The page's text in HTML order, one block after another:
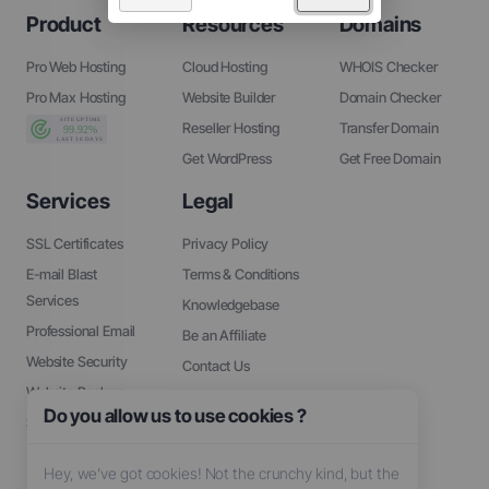
Product
Pro Web Hosting
Pro Max Hosting
Resources
Cloud Hosting
Website Builder
Reseller Hosting
Get WordPress
Domains
WHOIS Checker
Domain Checker
Transfer Domain
Get Free Domain
Services
SSL Certificates
E-mail Blast
Services
Professional Email
Website Security
Website Backup
SEO Tools
Legal
Privacy Policy
Terms & Conditions
Knowledgebase
Be an Affiliate
Contact Us
Do you allow us to use cookies ?
Hey, we’ve got cookies! Not the crunchy kind, but the